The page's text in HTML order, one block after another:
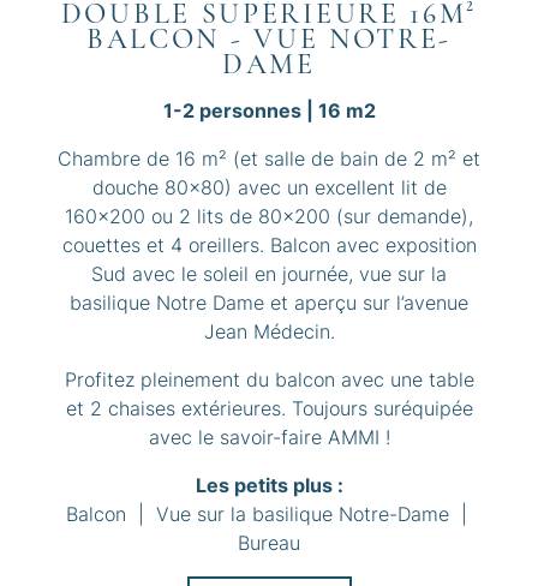
DOUBLE SUPÉRIEURE 16M²
BALCON - VUE NOTRE-
DAME
1-2 personnes | 16 m2
Chambre de 16 m² (et salle de bain de 2 m² et
douche 80x80) avec un excellent lit de
160x200 ou 2 lits de 80x200 (sur demande),
couettes et 4 oreillers. Balcon avec exposition
Sud avec le soleil en journée, vue sur la
basilique Notre Dame et aperçu sur l’avenue
Jean Médecin.
Profitez pleinement du balcon avec une table
et 2 chaises extérieures. Toujours suréquipée
avec le savoir-faire AMMI !
Les petits plus :
Balcon | Vue sur la basilique Notre-Dame |
Bureau